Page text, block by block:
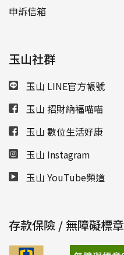
申訴信箱
玉山社群
玉山 LINE官方帳號
玉山 招財納福喵喵
玉山 數位生活好康
玉山 Instagram
玉山 YouTube頻道
存款保險 / 無障礙標章